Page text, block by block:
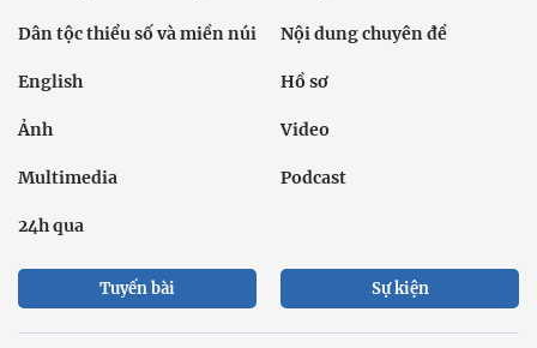
Dân tộc thiểu số và miền núi Nội dung chuyên đề
English Hồ sơ
Ảnh Video
Multimedia Podcast
24h qua
Tuyến bài Sự kiện